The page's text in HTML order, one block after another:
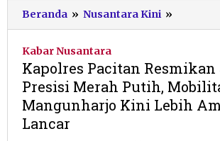
Beranda » Nusantara Kini »
Pacitan
Presisi
Merah
Putih,
Kabar Nusantara
Kapolres Pacitan Resmikan
Presisi Merah Putih,
Mangunharjo Kini Lebih
Lancar